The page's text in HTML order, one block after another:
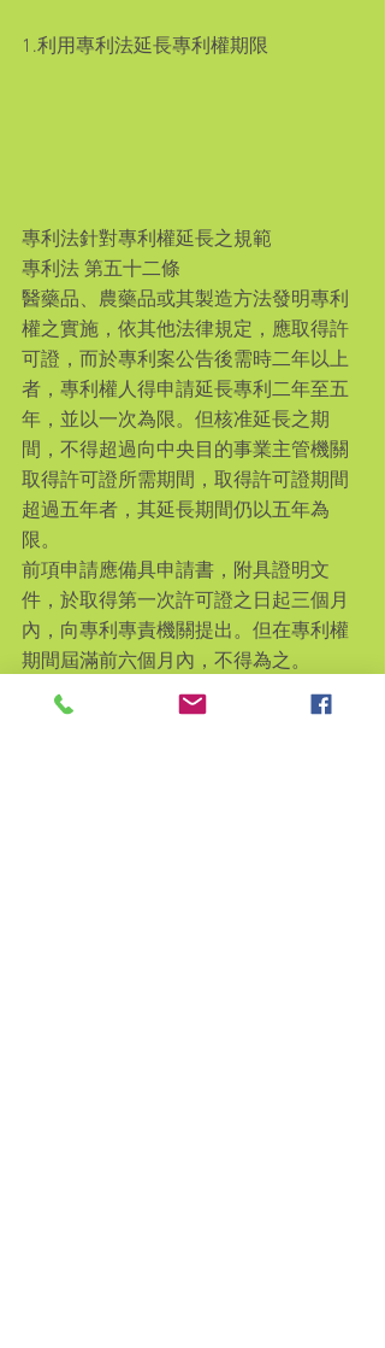
1.利用專利法延長專利權期限
專利法針對專利權延長之規範
專利法 第五十二條
醫藥品、農藥品或其製造方法發明專利
權之實施，依其他法律規定，應取得許
可證，而於專利案公告後需時二年以上
者，專利權人得申請延長專利二年至五
年，並以一次為限。但核准延長之期
間，不得超過向中央目的事業主管機關
取得許可證所需期間，取得許可證期間
超過五年者，其延長期間仍以五年為
限。
前項申請應備具申請書，附具證明文
件，於取得第一次許可證之日起三個月
內，向專利專責機關提出。但在專利權
期間屆滿前六個月內，不得為之。